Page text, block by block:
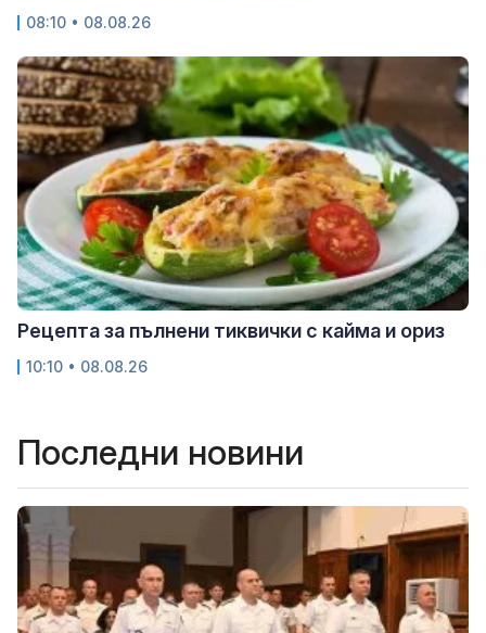
08:10 • 08.08.26
Рецепта за пълнени тиквички с кайма и ориз
10:10 • 08.08.26
Последни новини